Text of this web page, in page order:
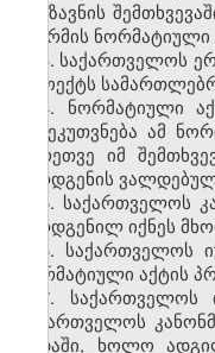
გაგზავნის
ფორმის ნორმატიული
3. საქართველოს
პროექტს
4. ნორმატიული
განეკუთვნება ამ
აგრეთვე იმ
წარდგენის
5. საქართველოს
წარდგენილ იქნეს
6. საქართველოს
ნორმატიული აქტის
7. საქართველოს
საქართველოს
ვადაში, ხოლო